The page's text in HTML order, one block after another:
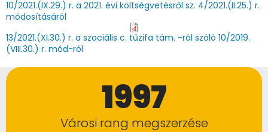
10/2021.(IX.29.) r. a 2021. évi költségvetésről sz. 4/2021.(II.25.) r.
módosításáról
13/2021.(XI.30.) r. a szociális c. tűzifa tám. -ról szóló 10/2019.
(VIII.30.) r. mód-ról
1997
Városi rang megszerzése